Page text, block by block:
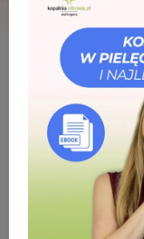
Kosmetyki
dzieci i niemowląt
twarzy dla dzieci
dzieci na niepogodę i